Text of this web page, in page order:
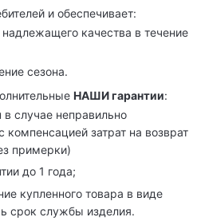
и обеспечивает:
качества в течение
сезона.
НАШИ гарантии:
случае неправильно
компенсацией затрат на возврат
примерки)
до 1 года;
купленного товара в виде
срок службы изделия.